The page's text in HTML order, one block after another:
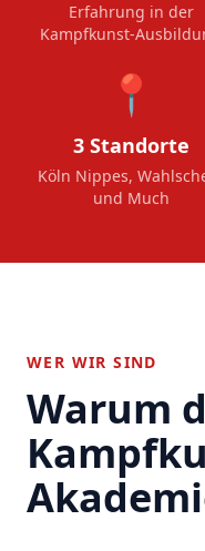
Erfahrung in der
Kampfkunst-
📍
3 Standorte
Köln Nippes,
und Much
WER WIR SIND
Warum